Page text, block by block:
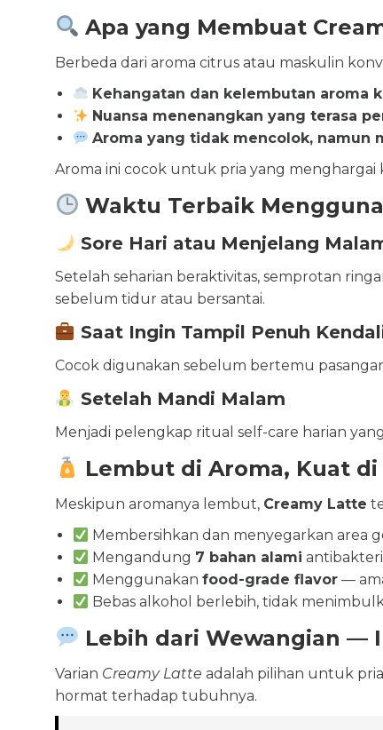
Apa yang Membuat
Berbeda dari aroma citrus atau maskulin
Kehangatan dan kelembutan aroma
Nuansa menenangkan yang terasa
Aroma yang tidak mencolok, namun
Aroma ini cocok untuk pria yang
Waktu Terbaik
Sore Hari atau Menjelang
Setelah seharian beraktivitas, semprotan
sebelum tidur atau bersantai.
Saat Ingin Tampil Penuh
Cocok digunakan sebelum bertemu
Setelah Mandi Malam
Menjadi pelengkap ritual self-care harian
Lembut di Aroma, Kuat di
Meskipun aromanya lembut, Creamy Latte
Membersihkan dan menyegarkan area
Mengandung 7 bahan alami antibakteri
Menggunakanfood-grade flavor —
Bebas alkohol berlebih, tidak
Lebih dari Wewangian —
Varian Creamy Latte adalah pilihan untuk
hormat terhadap tubuhnya.